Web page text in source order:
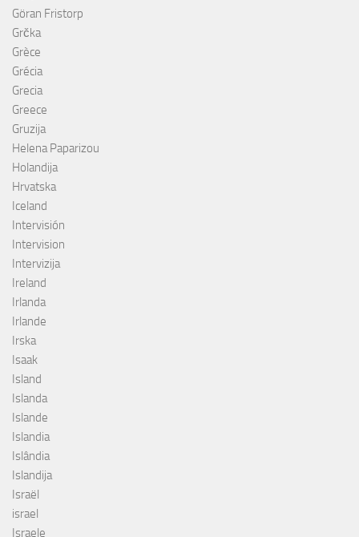
Göran Fristorp
Grčka
Grèce
Grécia
Grecia
Greece
Gruzija
Helena Paparizou
Holandija
Hrvatska
Iceland
Intervisión
Intervision
Intervizija
Ireland
Irlanda
Irlande
Irska
Isaak
Island
Islanda
Islande
Islandia
Islândia
Islandija
Israël
israel
Israele